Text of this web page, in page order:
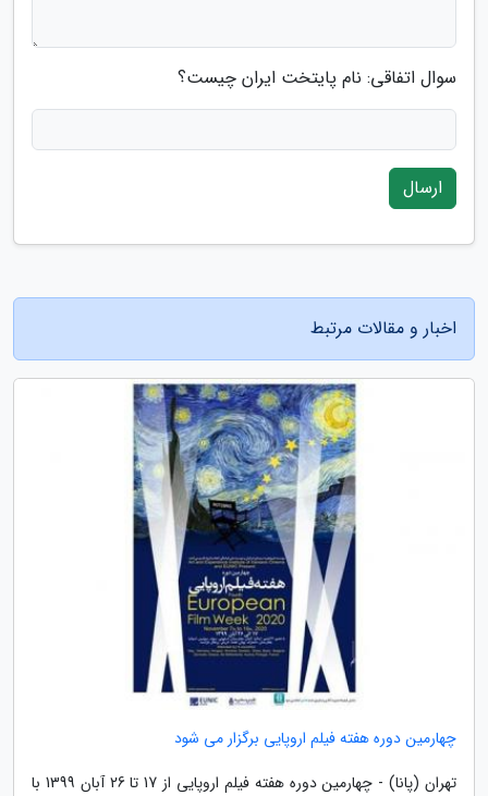
سوال اتفاقی: نام پایتخت ایران چیست؟
ارسال
اخبار و مقالات مرتبط
چهارمین دوره هفته فیلم اروپایی برگزار می شود
تهران (پانا) - چهارمین دوره هفته فیلم اروپایی از 17 تا 26 آبان 1399 با